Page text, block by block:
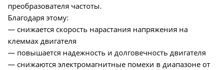
преобразователя частоты.
Благодаря этому:
— снижается скорость нарастания напряжения на
клеммах двигателя
— повышается надежность и долговечность двигателя
— снижаются электромагнитные помехи в диапазоне от